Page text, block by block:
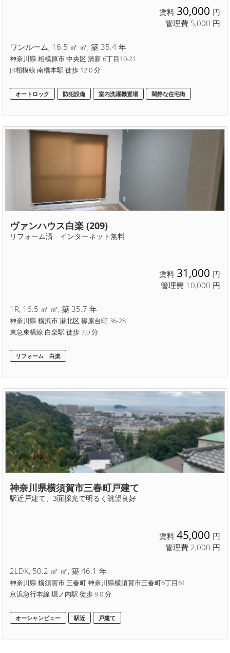
賃料 30,000 円
管理費 5,000 円
ワンルーム, 16.5 ㎡ ㎡, 築 35.4 年
神奈川県 相模原市 中央区 清新 6丁目10-21
JR相模線 南橋本駅 徒歩 12.0 分
オートロック 防犯設備 室内洗濯機置場 閑静な住宅街
ヴァンハウス白楽 (209)
リフォーム済 インターネット無料
賃料 31,000 円
管理費 10,000 円
1R, 16.5 ㎡ ㎡, 築 35.7 年
神奈川県 横浜市 港北区 篠原台町 36-28
東急東横線 白楽駅 徒歩 7.0 分
リフォーム 白楽
神奈川県横須賀市三春町戸建て
駅近戸建て、3面採光で明るく眺望良好
賃料 45,000 円
管理費 2,000 円
2LDK, 50.2 ㎡ ㎡, 築 46.1 年
神奈川県 横須賀市 三春町 神奈川県横須賀市三春町6丁目61
京浜急行本線 堀ノ内駅 徒歩 9.0 分
オーシャンビュー 駅近 戸建て